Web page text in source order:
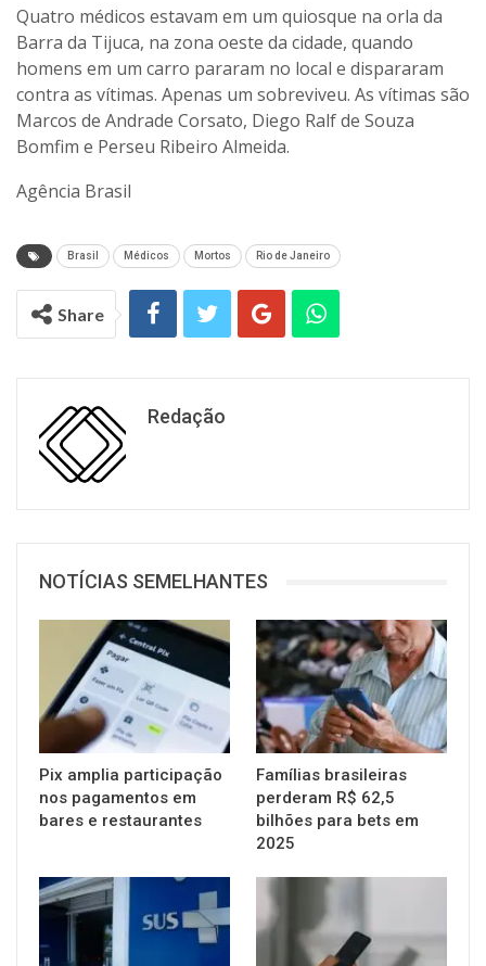
Quatro médicos estavam em um quiosque na orla da
Barra da Tijuca, na zona oeste da cidade, quando
homens em um carro pararam no local e dispararam
contra as vítimas. Apenas um sobreviveu. As vítimas são
Marcos de Andrade Corsato, Diego Ralf de Souza
Bomfim e Perseu Ribeiro Almeida.
Agência Brasil
Brasil Médicos Mortos Rio de Janeiro
Share
Redação
NOTÍCIAS SEMELHANTES
Pix amplia participação
nos pagamentos em
bares e restaurantes
Famílias brasileiras
perderam R$ 62,5
bilhões para bets em
2025